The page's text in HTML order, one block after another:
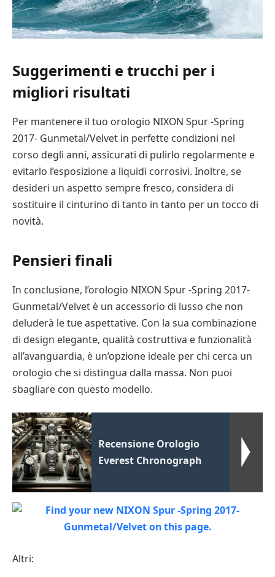
Suggerimenti e trucchi per i
migliori risultati
Per mantenere il tuo orologio NIXON Spur -Spring
2017- Gunmetal/Velvet in perfette condizioni nel
corso degli anni, assicurati di pulirlo regolarmente e
evitarlo l’esposizione a liquidi corrosivi. Inoltre, se
desideri un aspetto sempre fresco, considera di
sostituire il cinturino di tanto in tanto per un tocco di
novità.
Pensieri finali
In conclusione, l’orologio NIXON Spur -Spring 2017-
Gunmetal/Velvet è un accessorio di lusso che non
deluderà le tue aspettative. Con la sua combinazione
di design elegante, qualità costruttiva e funzionalità
all’avanguardia, è un’opzione ideale per chi cerca un
orologio che si distingua dalla massa. Non puoi
sbagliare con questo modello.
Recensione Orologio
Everest Chronograph
Altri: